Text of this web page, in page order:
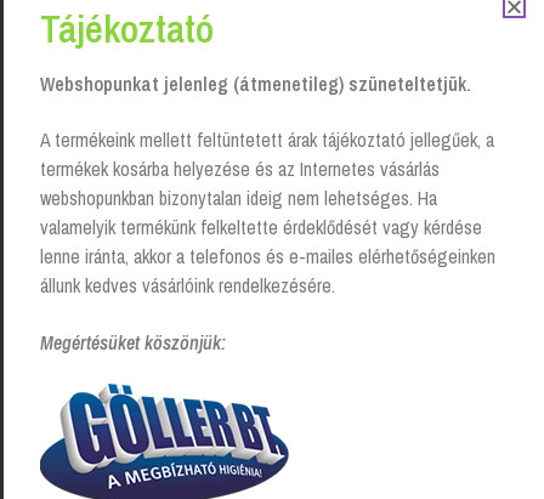
Kapcsolódó Termékek
Well Done hideg zsíroldó –
szórófejes, 1 liter
Login to see prices
Tájékoztató
Webshopunkat jelenleg (átmenetileg) szüneteltetjük.
A termékeink mellett feltüntetett árak tájékoztató jellegűek, a
termékek kosárba helyezése és az Internetes vásárlás
webshopunkban bizonytalan ideig nem lehetséges. Ha
valamelyik termékünk felkeltette érdeklődését vagy kérdése
lenne iránta, akkor a telefonos és e-mailes elérhetőségeinken
állunk kedves vásárlóink rendelkezésére.
Megértésüket köszönjük: